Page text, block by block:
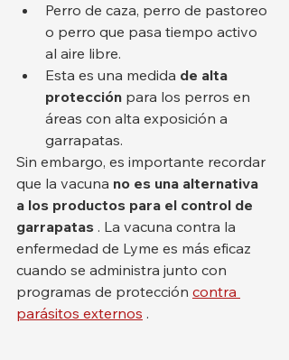
Perro de caza, perro de pastoreo
o perro que pasa tiempo activo
al aire libre.
Esta es una medida de alta
protección para los perros en
áreas con alta exposición a
garrapatas.
Sin embargo, es importante recordar
que la vacuna no es una alternativa
a los productos para el control de
garrapatas . La vacuna contra la
enfermedad de Lyme es más eficaz
cuando se administra junto con
programas de protección contra
parásitos externos .